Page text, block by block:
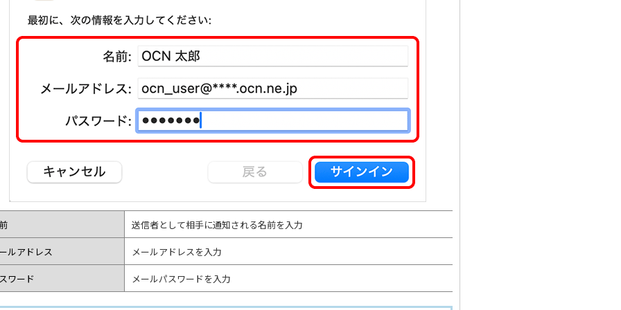
送信者として相手に通知される名前を入力
ルアドレス メールアドレスを入力
ワード メールパスワードを入力